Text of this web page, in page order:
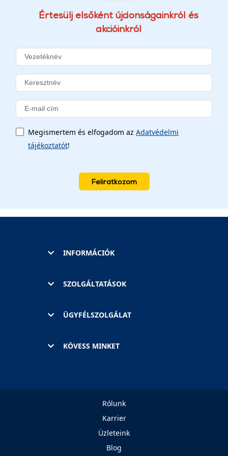
Értesülj elsőként újdonságainkról és
akcióinkról
Megismertem és elfogadom az Adatvédelmi
tájékoztatót!
Feliratkozom
INFORMÁCIÓK
SZOLGÁLTATÁSOK
ÜGYFÉLSZOLGÁLAT
KÖVESS MINKET
Rólunk
Karrier
Üzleteink
Blog